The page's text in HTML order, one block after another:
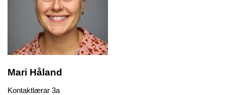
Mari Håland
Kontaktlærar 3a